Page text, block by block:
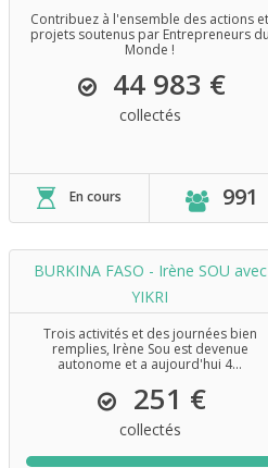
Contribuez à l'ensemble des actions et
projets soutenus par Entrepreneurs du
Monde !
44 983 €
collectés
En cours 991
BURKINA FASO - Irène SOU avec
YIKRI
Trois activités et des journées bien
remplies, Irène Sou est devenue
autonome et a aujourd'hui 4...
251 €
collectés